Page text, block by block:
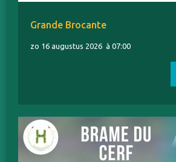
Grande Brocante
zo 16 augustus 2026 à 07:00